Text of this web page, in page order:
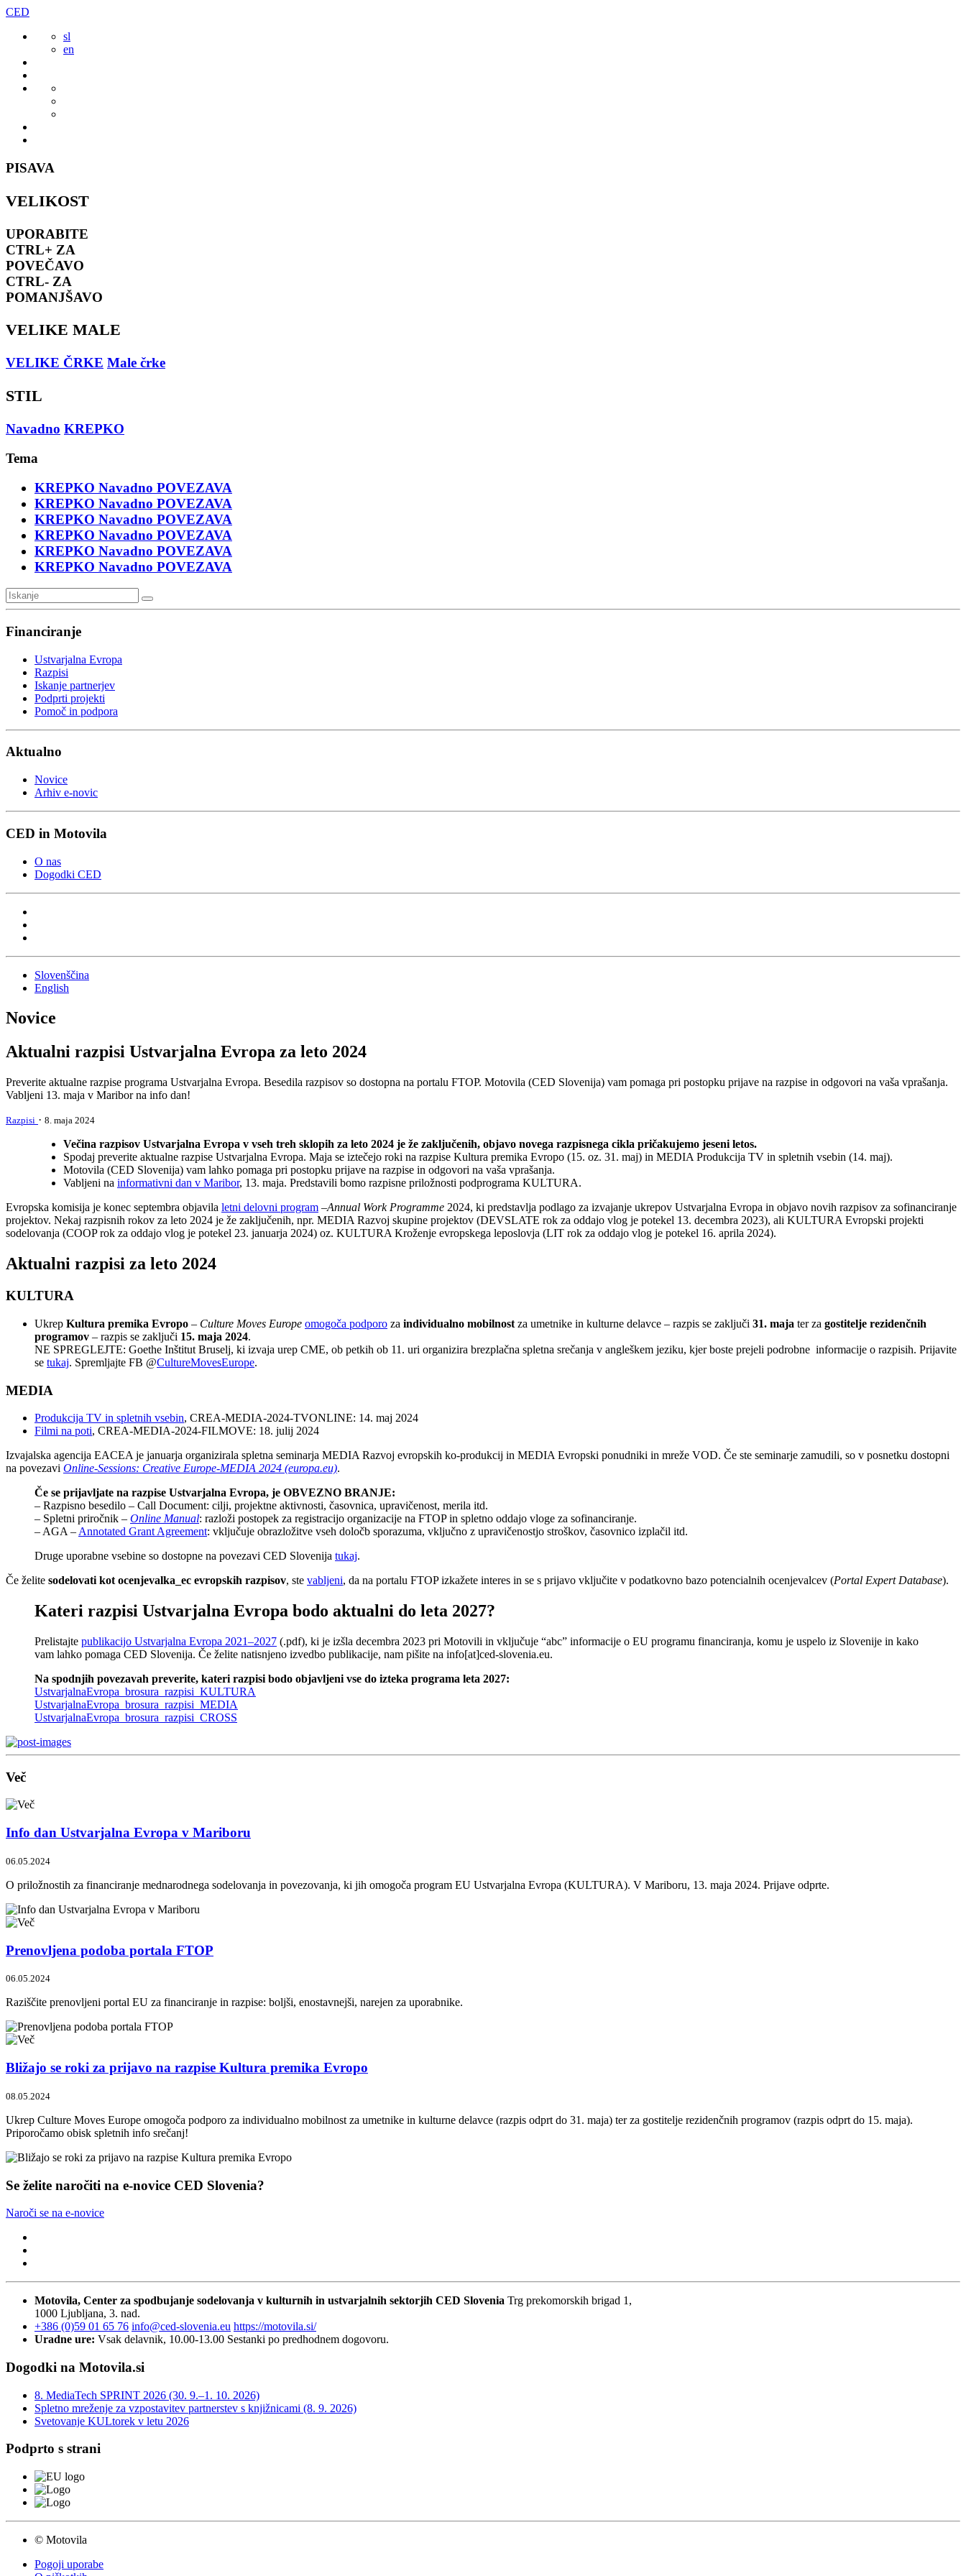
Preskoči
vsebine
CED
sl
en
PISAVA
VELIKOST
UPORABITE
CTRL+ ZA
POVEČAVO
CTRL- ZA
POMANJŠAVO
VELIKE MALE
VELIKE ČRKE Male črke
STIL
Navadno KREPKO
Tema
KREPKO Navadno POVEZAVA
KREPKO Navadno POVEZAVA
KREPKO Navadno POVEZAVA
KREPKO Navadno POVEZAVA
KREPKO Navadno POVEZAVA
KREPKO Navadno POVEZAVA
Financiranje
Ustvarjalna Evropa
Razpisi
Iskanje partnerjev
Podprti projekti
Pomoč in podpora
Aktualno
Novice
Arhiv e-novic
CED in Motovila
O nas
Dogodki CED
Slovenščina
English
Novice
Aktualni razpisi Ustvarjalna Evropa za leto 2024
Preverite aktualne razpise programa Ustvarjalna Evropa. Besedila razpisov so dostopna na portalu FTOP. Motovila (CED Slovenija) vam pomaga pri postopku prijave na razpise in odgovori na vaša vprašanja.
Vabljeni 13. maja v Maribor na info dan!
Razpisi · 8. maja 2024
Večina razpisov Ustvarjalna Evropa v vseh treh sklopih za leto 2024 je že zaključenih, objavo novega razpisnega cikla pričakujemo jeseni letos.
Spodaj preverite aktualne razpise Ustvarjalna Evropa. Maja se iztečejo roki na razpise Kultura premika Evropo (15. oz. 31. maj) in MEDIA Produkcija TV in spletnih vsebin (14. maj).
Motovila (CED Slovenija) vam lahko pomaga pri postopku prijave na razpise in odgovori na vaša vprašanja.
Vabljeni na informativni dan v Maribor, 13. maja. Predstavili bomo razpisne priložnosti podprograma KULTURA.
Evropska komisija je konec septembra objavila letni delovni program –Annual Work Programme 2024, ki predstavlja podlago za izvajanje ukrepov Ustvarjalna Evropa in objavo novih razpisov za sofinanciranje
projektov. Nekaj razpisnih rokov za leto 2024 je že zaključenih, npr. MEDIA Razvoj skupine projektov (DEVSLATE rok za oddajo vlog je potekel 13. decembra 2023), ali KULTURA Evropski projekti
sodelovanja (COOP rok za oddajo vlog je potekel 23. januarja 2024) oz. KULTURA Kroženje evropskega leposlovja (LIT rok za oddajo vlog je potekel 16. aprila 2024).
Aktualni razpisi za leto 2024
KULTURA
Ukrep Kultura premika Evropo – Culture Moves Europe omogoča podporo za individualno mobilnost za umetnike in kulturne delavce – razpis se zaključi 31. maja ter za gostitelje rezidenčnih
programov – razpis se zaključi 15. maja 2024.
NE SPREGLEJTE: Goethe Inštitut Bruselj, ki izvaja urep CME, ob petkih ob 11. uri organizira brezplačna spletna srečanja v angleškem jeziku, kjer boste prejeli podrobne informacije o razpisih. Prijavite
se tukaj. Spremljajte FB @CultureMovesEurope.
MEDIA
Produkcija TV in spletnih vsebin, CREA-MEDIA-2024-TVONLINE: 14. maj 2024
Filmi na poti, CREA-MEDIA-2024-FILMOVE: 18. julij 2024
Izvajalska agencija EACEA je januarja organizirala spletna seminarja MEDIA Razvoj evropskih ko-produkcij in MEDIA Evropski ponudniki in mreže VOD. Če ste seminarje zamudili, so v posnetku dostopni
na povezavi Online-Sessions: Creative Europe-MEDIA 2024 (europa.eu).
Če se prijavljate na razpise Ustvarjalna Evropa, je OBVEZNO BRANJE:
– Razpisno besedilo – Call Document: cilji, projektne aktivnosti, časovnica, upravičenost, merila itd.
– Spletni priročnik – Online Manual: razloži postopek za registracijo organizacije na FTOP in spletno oddajo vloge za sofinanciranje.
– AGA – Annotated Grant Agreement: vključuje obrazložitve vseh določb sporazuma, vključno z upravičenostjo stroškov, časovnico izplačil itd.
Druge uporabne vsebine so dostopne na povezavi CED Slovenija tukaj.
Če želite sodelovati kot ocenjevalka_ec evropskih razpisov, ste vabljeni, da na portalu FTOP izkažete interes in se s prijavo vključite v podatkovno bazo potencialnih ocenjevalcev (Portal Expert Database).
Kateri razpisi Ustvarjalna Evropa bodo aktualni do leta 2027?
Prelistajte publikacijo Ustvarjalna Evropa 2021–2027 (.pdf), ki je izšla decembra 2023 pri Motovili in vključuje “abc” informacije o EU programu financiranja, komu je uspelo iz Slovenije in kako
vam lahko pomaga CED Slovenija. Če želite natisnjeno izvedbo publikacije, nam pišite na info[at]ced-slovenia.eu.
Na spodnjih povezavah preverite, kateri razpisi bodo objavljeni vse do izteka programa leta 2027:
UstvarjalnaEvropa_brosura_razpisi_KULTURA
UstvarjalnaEvropa_brosura_razpisi_MEDIA
UstvarjalnaEvropa_brosura_razpisi_CROSS
Več
Info dan Ustvarjalna Evropa v Mariboru
06.05.2024
O priložnostih za financiranje mednarodnega sodelovanja in povezovanja, ki jih omogoča program EU Ustvarjalna Evropa (KULTURA). V Mariboru, 13. maja 2024. Prijave odprte.
Prenovljena podoba portala FTOP
06.05.2024
Raziščite prenovljeni portal EU za financiranje in razpise: boljši, enostavnejši, narejen za uporabnike.
Bližajo se roki za prijavo na razpise Kultura premika Evropo
08.05.2024
Ukrep Culture Moves Europe omogoča podporo za individualno mobilnost za umetnike in kulturne delavce (razpis odprt do 31. maja) ter za gostitelje rezidenčnih programov (razpis odprt do 15. maja).
Priporočamo obisk spletnih info srečanj!
Se želite naročiti na e-novice CED Slovenia?
Naroči se na e-novice
Motovila, Center za spodbujanje sodelovanja v kulturnih in ustvarjalnih sektorjih CED Slovenia Trg prekomorskih brigad 1,
1000 Ljubljana, 3. nad.
+386 (0)59 01 65 76 info@ced-slovenia.eu https://motovila.si/
Uradne ure: Vsak delavnik, 10.00-13.00 Sestanki po predhodnem dogovoru.
Dogodki na Motovila.si
8. MediaTech SPRINT 2026 (30. 9.–1. 10. 2026)
Spletno mreženje za vzpostavitev partnerstev s knjižnicami (8. 9. 2026)
Svetovanje KULtorek v letu 2026
Podprto s strani
© Motovila
Pogoji uporabe